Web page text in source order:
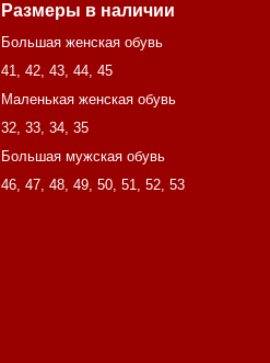
Размеры в наличии
Большая женская обувь
41, 42, 43, 44, 45
Маленькая женская обувь
32, 33, 34, 35
Большая мужская обувь
46, 47, 48, 49, 50, 51, 52, 53